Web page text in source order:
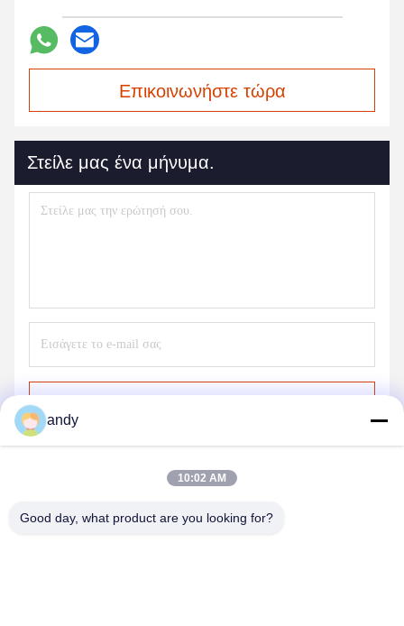
Επικοινωνήστε τώρα
Στείλε μας ένα μήνυμα.
andy
10:02 AM
Good day, what product are you looking for?